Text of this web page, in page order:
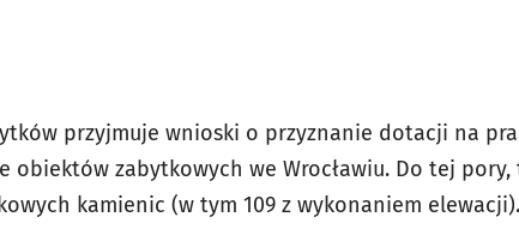
przyjmuje wnioski o przyznanie dotacji na
zabytkowych we Wrocławiu. Do tej pory,
kamienic (w tym 109 z wykonaniem